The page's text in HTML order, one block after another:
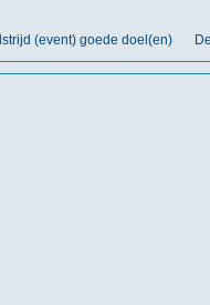
(event) goede doel(en)